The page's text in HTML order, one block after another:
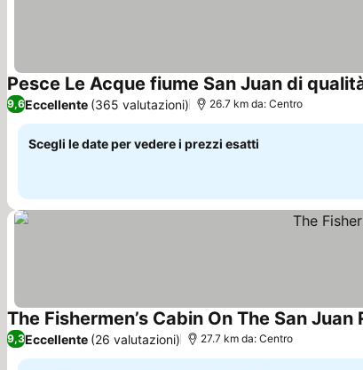
Pesce Le Acque fiume San Juan di
9,6Eccellente (365 valutazioni) 26.7 km da: Centro
Scegli le date per vedere i prezzi esatti
The Fishermen’s Cabin On The San Juan
9,3Eccellente (26 valutazioni) 27.7 km da: Centro